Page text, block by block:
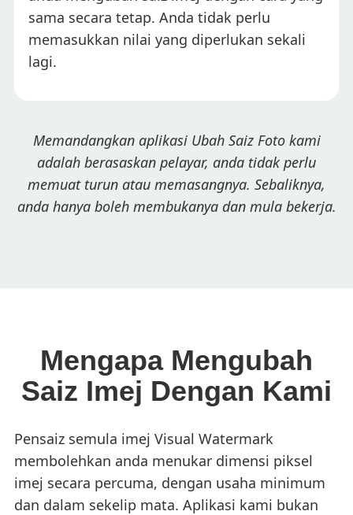
sama secara tetap. Anda tidak perlu
memasukkan nilai yang diperlukan sekali
lagi.
Memandangkan aplikasi Ubah Saiz Foto kami
adalah berasaskan pelayar, anda tidak perlu
memuat turun atau memasangnya. Sebaliknya,
anda hanya boleh membukanya dan mula bekerja.
Mengapa Mengubah
Saiz Imej Dengan Kami
Pensaiz semula imej Visual Watermark
membolehkan anda menukar dimensi piksel
imej secara percuma, dengan usaha minimum
dan dalam sekelip mata. Aplikasi kami bukan